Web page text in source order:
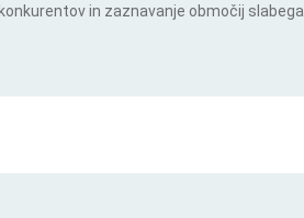
in zaznavanje območij slabega